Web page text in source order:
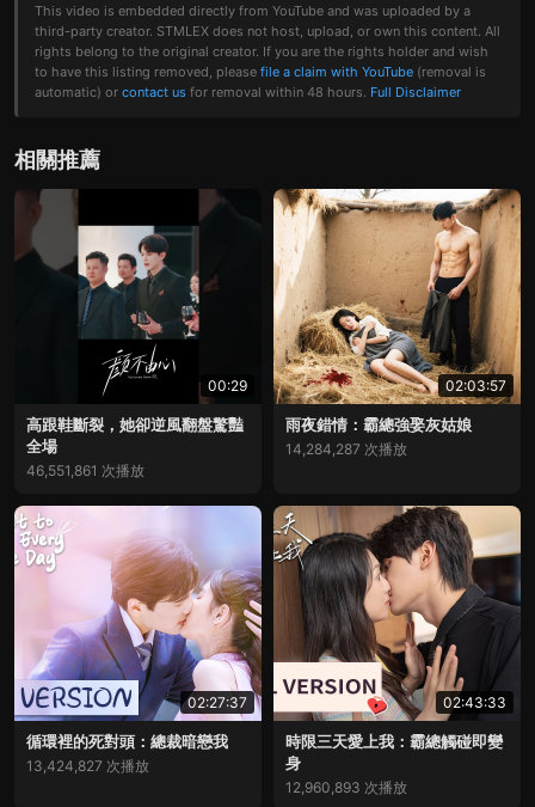
This video is embedded directly from YouTube and was uploaded by a
third-party creator. STMLEX does not host, upload, or own this content. All
rights belong to the original creator. If you are the rights holder and wish
to have this listing removed, please file a claim with YouTube (removal is
automatic) or contact us for removal within 48 hours. Full Disclaimer
相關推薦
00:29
高跟鞋斷裂，她卻逆風翻盤驚豔
全場
46,551,861 次播放
02:03:57
雨夜錯情：霸總強娶灰姑娘
14,284,287 次播放
02:27:37
循環裡的死對頭：總裁暗戀我
13,424,827 次播放
02:43:33
時限三天愛上我：霸總觸碰即變
身
12,960,893 次播放